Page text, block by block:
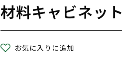
材料キャビネット
お気に入りに追加